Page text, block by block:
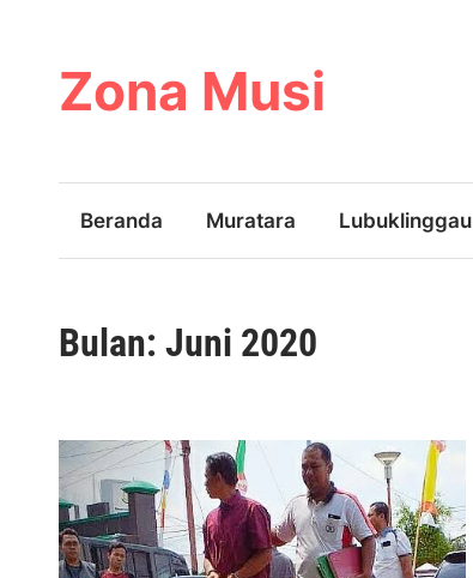
contentZona Musi
Beranda Muratara Lubuklinggau
Bulan: Juni 2020